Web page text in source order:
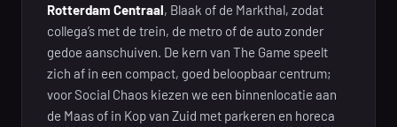
Rotterdam Centraal, Blaak of de Markthal, zodat
collega’s met de trein, de metro of de auto zonder
gedoe aanschuiven. De kern van The Game speelt
zich af in een compact, goed beloopbaar centrum;
voor Social Chaos kiezen we een binnenlocatie aan
de Maas of in Kop van Zuid met parkeren en horeca